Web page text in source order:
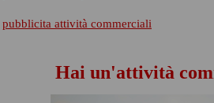
pubblicita attività commerciali
Hai un'attività